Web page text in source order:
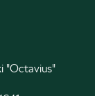
"Octavius"